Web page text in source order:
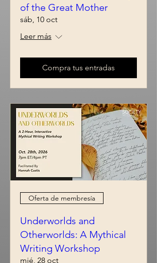
of the Great Mother
sáb, 10 oct
Leer más
Compra tus entradas
Oferta de membresía
Underworlds and
Otherworlds: A Mythical
Writing Workshop
mié, 28 oct